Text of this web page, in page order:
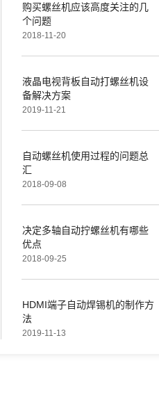
购买螺丝机应该高度关注的几
个问题
2018-11-20
液晶电视背板自动打螺丝机设
备解决方案
2019-11-21
自动螺丝机使用过程的问题总
汇
2018-09-08
决定多轴自动拧螺丝机有哪些
优点
2018-09-25
HDMI端子自动焊锡机的制作方
法
2019-11-13